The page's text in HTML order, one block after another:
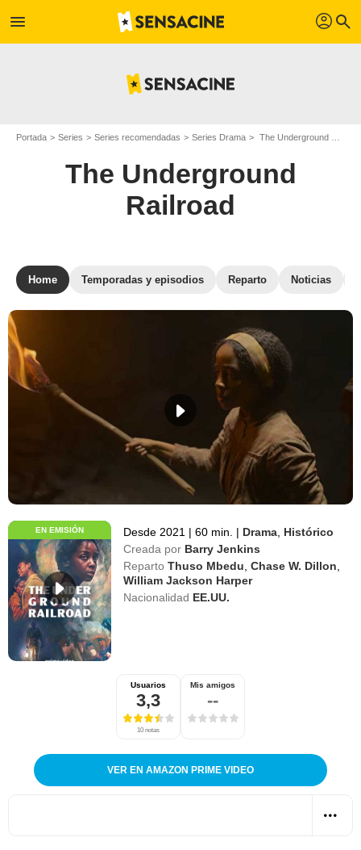
menu profil search
Portada Series Series recomendadas Series Drama The Underground Railroad
The Underground
Railroad
Home Temporadas y episodios Reparto Noticias
EN EMISIÓN Desde 2021 | 60 min. | Drama Histórico
Creada por Barry Jenkins
Reparto Thuso Mbedu ,Chase W. Dillon
William Jackson Harper
Nacionalidad EE.UU.
Usuarios
3,3
10 notas
Mis amigos
--
VER EN AMAZON PRIME VIDEO